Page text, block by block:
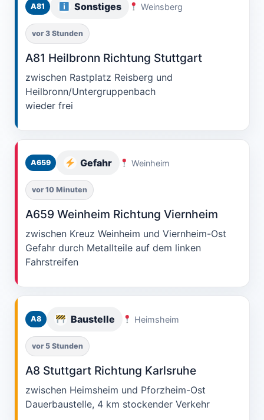
A81 Sonstiges Weinsberg
vor 3 Stunden
A81 Heilbronn Richtung Stuttgart
zwischen Rastplatz Reisberg und
Heilbronn/Untergruppenbach
wieder frei
A659 Gefahr Weinheim
vor 10 Minuten
A659 Weinheim Richtung Viernheim
zwischen Kreuz Weinheim und Viernheim-Ost
Gefahr durch Metallteile auf dem linken
Fahrstreifen
A8 Baustelle Heimsheim
vor 5 Stunden
A8 Stuttgart Richtung Karlsruhe
zwischen Heimsheim und Pforzheim-Ost
Dauerbaustelle, 4 km stockender Verkehr